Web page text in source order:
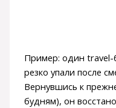
Пример: один travel-
резко упали после
Вернувшись к
будням), он